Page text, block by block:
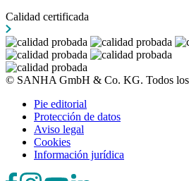
Calidad certificada
© SANHA GmbH & Co. KG. Todos los
Pie editorial
Protección de datos
Aviso legal
Cookies
Información jurídica